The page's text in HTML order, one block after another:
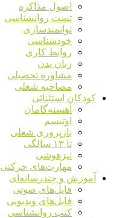
اصول مذاکره
تست روانشناسی
توانمندسازی
خودشناسی
روابط کاری
زبان بدن
مشاوره تحصیلی
مصاحبه شغلی
کودکان استثنائی
آهسته‌گامان
اوتیسم
بازپروری شغلی
تا ۱۳ سالگی
تیزهوشی
مهارت‌های حرکتی
آموزش و چندرسانه‌ای
فایل‌های صوتی
فایل‌های ویدیویی
کتب روانشناسی